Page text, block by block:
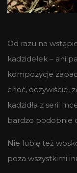
Od razu na
kadzidełek – ani
kompozycje
choć, oczywiście,
kadzidła z serii
bardzo podobnie
Nie lubię też
poza wszystkimi